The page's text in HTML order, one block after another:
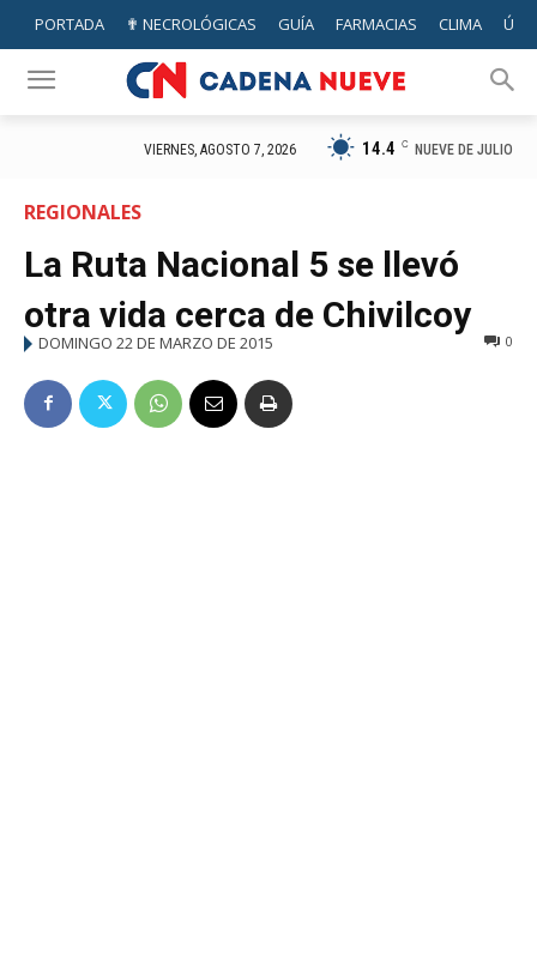
PORTADA ✟ NECROLÓGICAS GUÍA FARMACIAS CLIMA
VIERNES, AGOSTO 7, 2026 14.4 C NUEVE DE JULIO
REGIONALES
La Ruta Nacional 5 se llevó
otra vida cerca de Chivilcoy
DOMINGO 22 DE MARZO DE 2015 0